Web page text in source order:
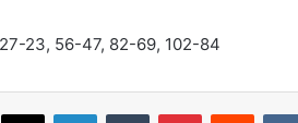
27-23, 56-47, 82-69, 102-84
X LinkedInTumblr PinterestReddit